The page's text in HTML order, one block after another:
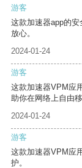
游客
这款加速器app的
放心。
2024-01-24
游客
这款加速器VPM应
助你在网络上自由移
2024-01-24
游客
这款加速器VPM应
护。